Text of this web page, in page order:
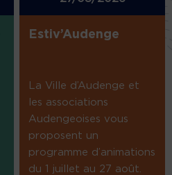
Estiv’Audenge
La Ville d’Audenge et
les associations
Audengeoises vous
proposent un
programme d’animations
du 1 juillet au 27 août.